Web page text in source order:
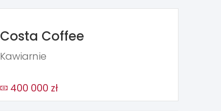
Costa Coffee
Kawiarnie
400 000 zł